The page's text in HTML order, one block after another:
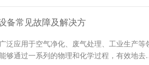
备常见故障及解决方
泛应用于空气净化、废气处理、工业生产等
够通过一系列的物理和化学过程，有效地去